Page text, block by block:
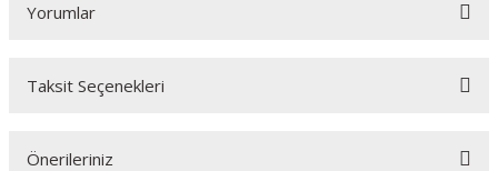
Yorumlar
Taksit Seçenekleri
Önerileriniz